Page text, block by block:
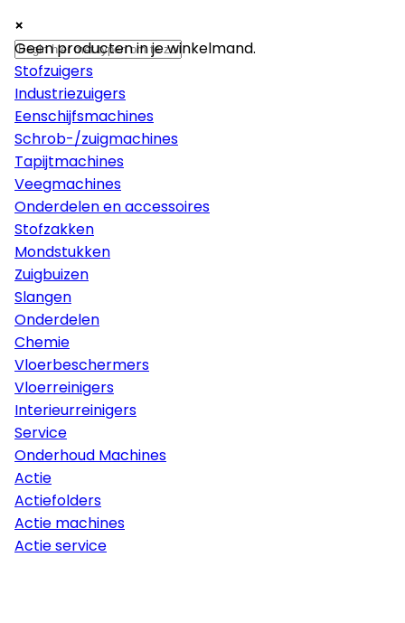
×
Machines
Stofzuigers
Industriezuigers
Eenschijfsmachines
Schrob-/zuigmachines
Tapijtmachines
Veegmachines
Onderdelen en accessoires
Stofzakken
Mondstukken
Zuigbuizen
Slangen
Onderdelen
Chemie
Vloerbeschermers
Vloerreinigers
Interieurreinigers
Service
Onderhoud Machines
Actie
Actiefolders
Actie machines
Actie service
×
×
Geen producten in je winkelmand.